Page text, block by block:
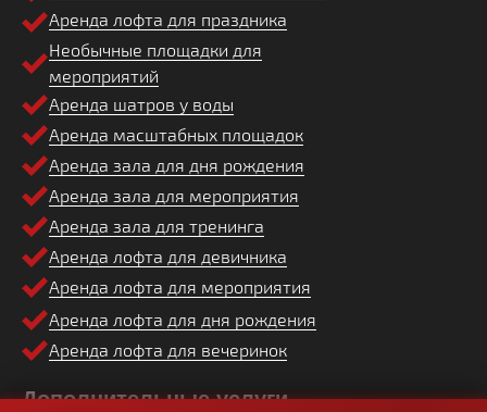
Дополнительные услуги
Аренда лофта для праздника
Необычные площадки для
мероприятий
Аренда шатров у воды
Аренда масштабных площадок
Аренда зала для дня рождения
Аренда зала для мероприятия
Аренда зала для тренинга
Аренда лофта для девичника
Аренда лофта для мероприятия
Аренда лофта для дня рождения
Аренда лофта для вечеринок